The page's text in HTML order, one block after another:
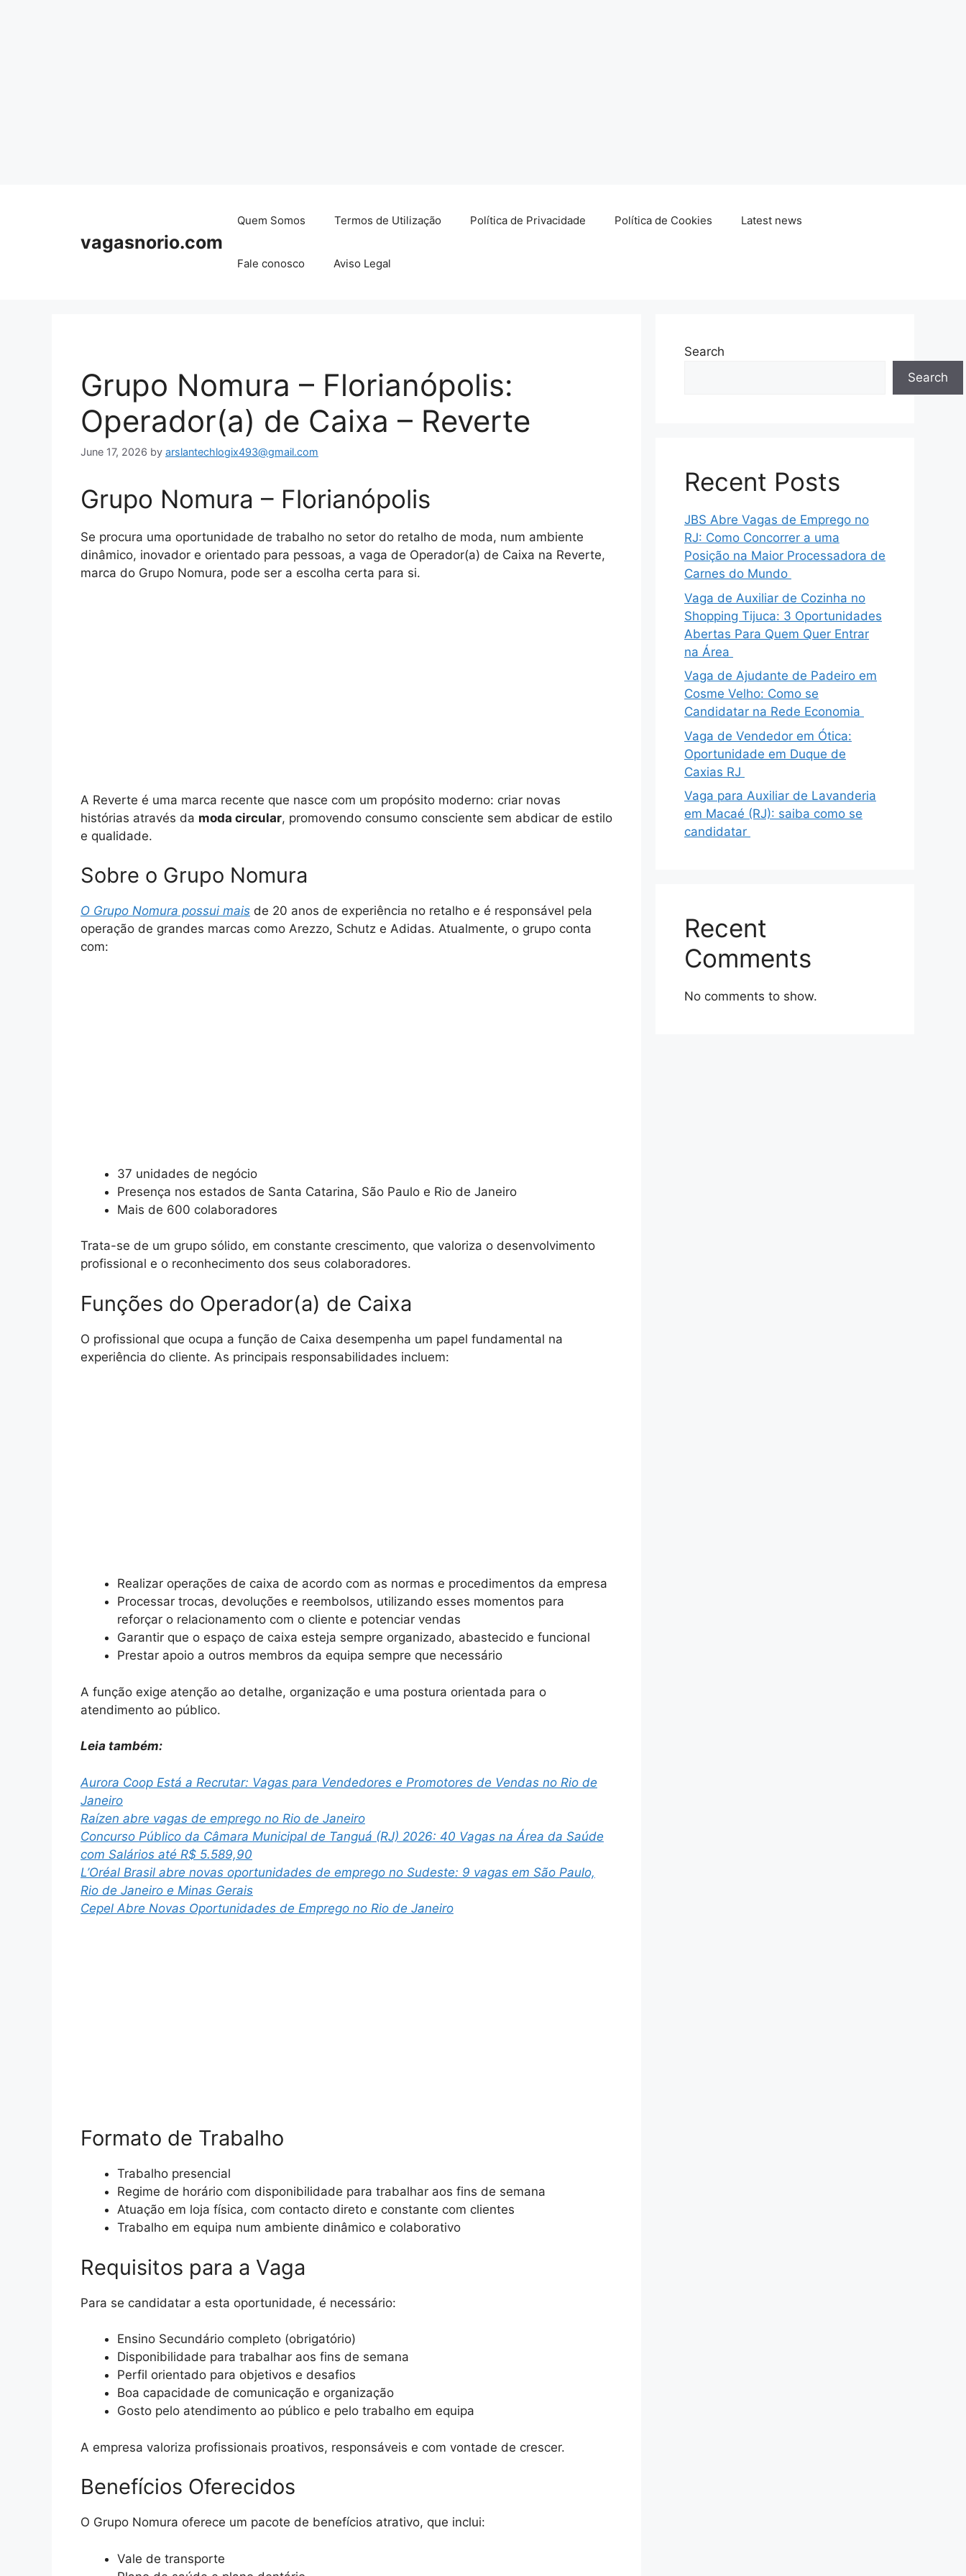
vagasnorio.com
Quem Somos Termos de Utilização Política de Privacidade Política de Cookies Latest news
Fale conosco Aviso Legal
Grupo Nomura – Florianópolis:
Operador(a) de Caixa – Reverte
June 17, 2026 by arslantechlogix493@gmail.com
Grupo Nomura – Florianópolis
Se procura uma oportunidade de trabalho no setor do retalho de moda, num ambiente
dinâmico, inovador e orientado para pessoas, a vaga de Operador(a) de Caixa na Reverte,
marca do Grupo Nomura, pode ser a escolha certa para si.
A Reverte é uma marca recente que nasce com um propósito moderno: criar novas
histórias através da moda circular, promovendo consumo consciente sem abdicar de estilo
e qualidade.
Sobre o Grupo Nomura
O Grupo Nomura possui mais de 20 anos de experiência no retalho e é responsável pela
operação de grandes marcas como Arezzo, Schutz e Adidas. Atualmente, o grupo conta
com:
37 unidades de negócio
Presença nos estados de Santa Catarina, São Paulo e Rio de Janeiro
Mais de 600 colaboradores
Trata-se de um grupo sólido, em constante crescimento, que valoriza o desenvolvimento
profissional e o reconhecimento dos seus colaboradores.
Funções do Operador(a) de Caixa
O profissional que ocupa a função de Caixa desempenha um papel fundamental na
experiência do cliente. As principais responsabilidades incluem:
Realizar operações de caixa de acordo com as normas e procedimentos da empresa
Processar trocas, devoluções e reembolsos, utilizando esses momentos para
reforçar o relacionamento com o cliente e potenciar vendas
Garantir que o espaço de caixa esteja sempre organizado, abastecido e funcional
Prestar apoio a outros membros da equipa sempre que necessário
A função exige atenção ao detalhe, organização e uma postura orientada para o
atendimento ao público.
Leia também:
Aurora Coop Está a Recrutar: Vagas para Vendedores e Promotores de Vendas no Rio de
Janeiro
Raízen abre vagas de emprego no Rio de Janeiro
Concurso Público da Câmara Municipal de Tanguá (RJ) 2026: 40 Vagas na Área da Saúde
com Salários até R$ 5.589,90
L’Oréal Brasil abre novas oportunidades de emprego no Sudeste: 9 vagas em São Paulo,
Rio de Janeiro e Minas Gerais
Cepel Abre Novas Oportunidades de Emprego no Rio de Janeiro
Formato de Trabalho
Trabalho presencial
Regime de horário com disponibilidade para trabalhar aos fins de semana
Atuação em loja física, com contacto direto e constante com clientes
Trabalho em equipa num ambiente dinâmico e colaborativo
Requisitos para a Vaga
Para se candidatar a esta oportunidade, é necessário:
Ensino Secundário completo (obrigatório)
Disponibilidade para trabalhar aos fins de semana
Perfil orientado para objetivos e desafios
Boa capacidade de comunicação e organização
Gosto pelo atendimento ao público e pelo trabalho em equipa
A empresa valoriza profissionais proativos, responsáveis e com vontade de crescer.
Benefícios Oferecidos
O Grupo Nomura oferece um pacote de benefícios atrativo, que inclui:
Vale de transporte
Search
Search
Recent Posts
JBS Abre Vagas de Emprego no
RJ: Como Concorrer a uma
Posição na Maior Processadora de
Carnes do Mundo
Vaga de Auxiliar de Cozinha no
Shopping Tijuca: 3 Oportunidades
Abertas Para Quem Quer Entrar
na Área
Vaga de Ajudante de Padeiro em
Cosme Velho: Como se
Candidatar na Rede Economia
Vaga de Vendedor em Ótica:
Oportunidade em Duque de
Caxias RJ
Vaga para Auxiliar de Lavanderia
em Macaé (RJ): saiba como se
candidatar
Recent
Comments
No comments to show.